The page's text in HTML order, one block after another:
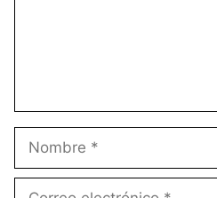
Nombre
Correo